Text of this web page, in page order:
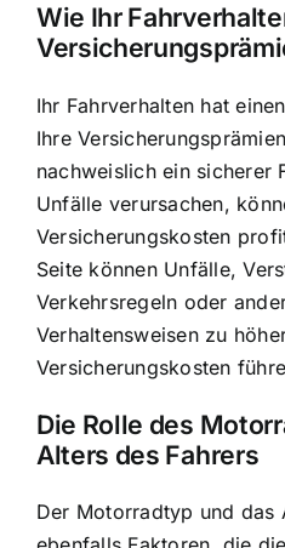
Wie Ihr
Ihr Fahrverhalten hat
Ihre
nachweislich ein sicherer
Unfälle verursachen,
Versicherungskosten
Seite können Unfälle,
Verkehrsregeln oder
Verhaltensweisen zu
Versicherungskosten
Die Rolle des
Alters des Fahrers
Der Motorradtyp und das